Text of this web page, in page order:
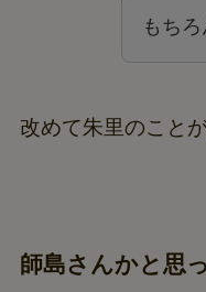
もち
改めて朱里のこと
師島さんかと思